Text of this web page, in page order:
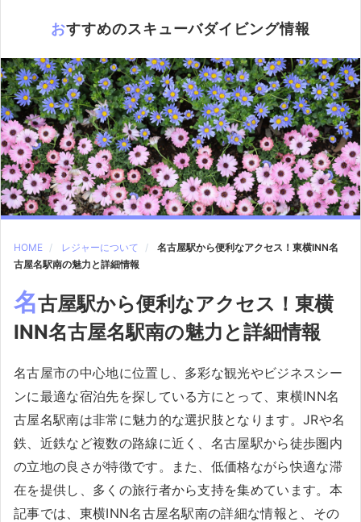
おすすめのスキューバダイビング情報
HOME レジャーについて
名古屋駅から便利なアクセス！東横INN名
古屋名駅南の魅力と詳細情報
名古屋駅から便利なアクセス！東横
INN名古屋名駅南の魅力と詳細情報
名古屋市の中心地に位置し、多彩な観光やビジネスシー
ンに最適な宿泊先を探している方にとって、東横INN名
古屋名駅南は非常に魅力的な選択肢となります。JRや名
鉄、近鉄など複数の路線に近く、名古屋駅から徒歩圏内
の立地の良さが特徴です。また、低価格ながら快適な滞
在を提供し、多くの旅行者から支持を集めています。本
記事では、東横INN名古屋名駅南の詳細な情報と、その